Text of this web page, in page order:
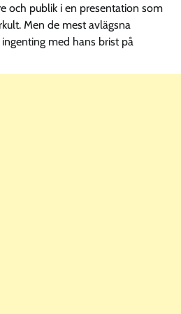
och publik i en presentation som
Men de mest avlägsna
med hans brist på